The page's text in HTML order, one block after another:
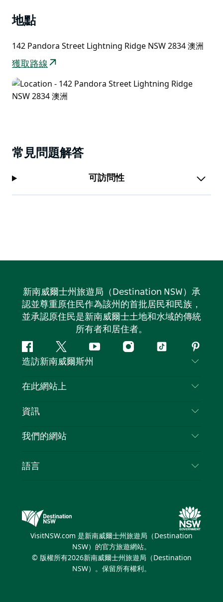
地點
142 Pandora Street Lightning Ridge NSW 2834 澳洲
獲取路線
常見問題解答
可訪問性
新南威爾士州旅遊局（Destination NSW）承
認並尊重原住民作為該州的首批居民和民族，
並承認原住民是新南威爾士土地和水域的傳統
所有者和居住者。
Facebook嘰
嘰
喳
Youtube Instagram
抖
造訪新南威爾斯州
聯絡我們
隱私
Cookie 通知
在此網站上
目的地
新南威爾士州公路旅行
活動
資訊
旅行資訊
新南威爾士州的商業
我們的網站
新南威爾士州旅遊局（Destination NSW）媒體中
繽紛雪梨燈光音樂節
語言
VisitNSW.com 是新南威爾士州旅遊局（Destination
NSW）的官方旅遊網站。
© 版權所有2026新南威爾士州旅遊局（Destination
NSW）。保留所有權利。